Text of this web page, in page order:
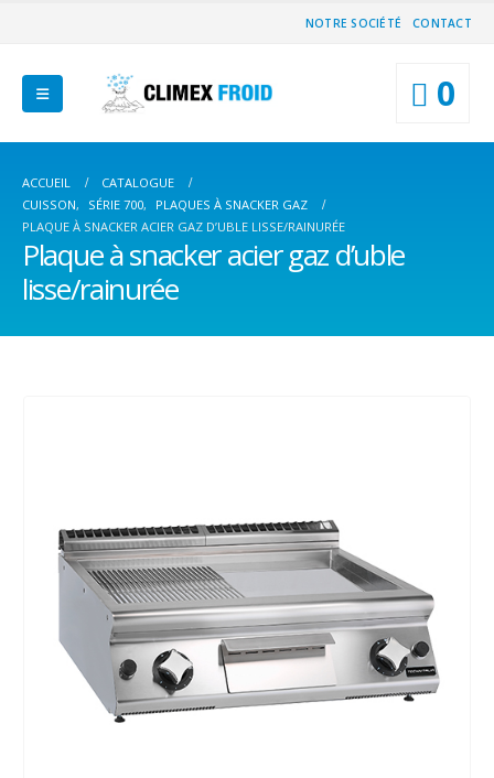
NOTRE SOCIÉTÉ CONTACT
0
ACCUEIL
CATALOGUE
CUISSON, SÉRIE 700,
PLAQUES À SNACKER GAZ
PLAQUE À SNACKER ACIER GAZ D’UBLE LISSE/RAINURÉE
Plaque à snacker acier gaz d’uble
lisse/rainurée